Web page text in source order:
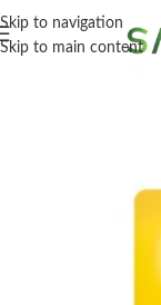
Skip to navigation
Skip to main content